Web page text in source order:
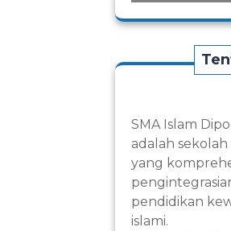
SMA Islam
adalah
yang
pendidikan
islami.